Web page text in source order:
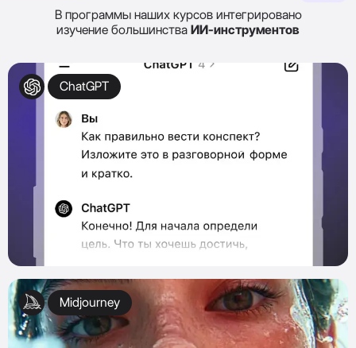
В программы наших курсов интегрировано
изучение большинства ИИ-инструментов
ChatGPT
Midjourney